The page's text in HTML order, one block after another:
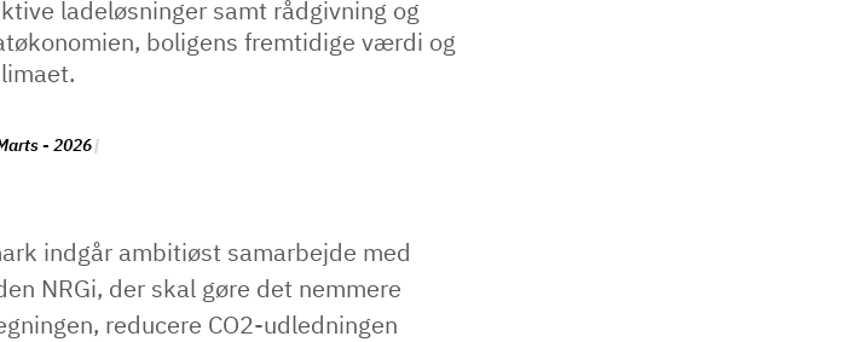
ladeløsninger samt rådgivning og
boligens fremtidige værdi og
- 2026
indgår ambitiøst samarbejde med
NRGi, der skal gøre det nemmere
reducere CO2-udledningen